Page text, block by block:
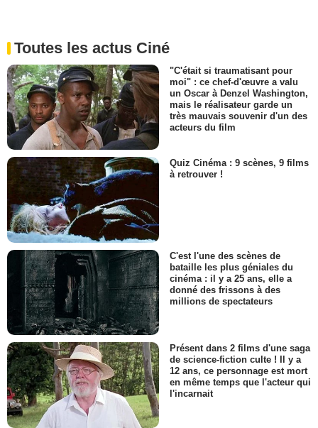
Toutes les actus Ciné
"C'était si traumatisant pour
moi" : ce chef-d'œuvre a valu
un Oscar à Denzel Washington,
mais le réalisateur garde un
très mauvais souvenir d'un des
acteurs du film
Quiz Cinéma : 9 scènes, 9 films
à retrouver !
C'est l'une des scènes de
bataille les plus géniales du
cinéma : il y a 25 ans, elle a
donné des frissons à des
millions de spectateurs
Présent dans 2 films d'une saga
de science-fiction culte ! Il y a
12 ans, ce personnage est mort
en même temps que l'acteur qui
l'incarnait